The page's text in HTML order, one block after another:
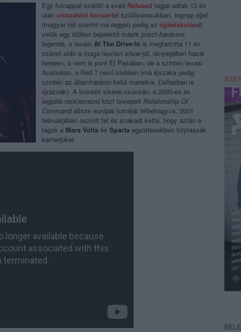
Egy hónappal ezelőtt a svéd Refused tagjai adtak 13 év
után visszatérő koncertet szülővárosukban, tegnap éjjel
(magyar idő szerint ma reggel) pedig az újjáalakulását
velük egy időben bejelentő másik poszt-hardcore
legenda, a texasi At The Drive-In is megtartotta 11 év
szünet után a maga reunion show-ját, lényegében hazai
terepen, a nem is pont El Pasóban, de a szintén texasi
Austinban, a Red 7 nevű klubban (ma éjszaka pedig
szintén az államhatáron belül maradva, Dallasban is
újráznak). A kvintett sikerei csúcsán, a 2000-es év
legjobb rocklemezei közt ünnepelt Relationship Of
Commandalbum európai turnéját félbehagyva, 2001
februárjában oszlott fel és szakadt ketté, hogy aztán a
tagok a Mars Volta és Sparta együttesekben folytassák
karrierjüket.